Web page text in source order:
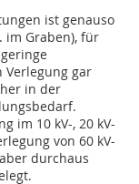
ist genauso
im Graben), für
gar
in der
im 10 kV-, 20 kV-
von 60 kV-
durchaus